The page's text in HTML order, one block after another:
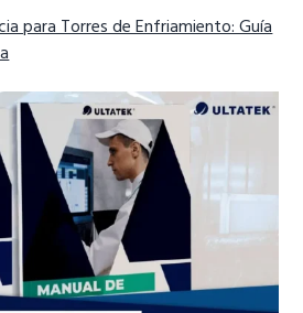
para Torres de Enfriamiento: Guía